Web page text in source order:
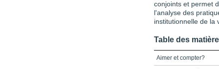
conjoints et permet
l'analyse des
institutionnelle de la
Table des
Aimer et compter?